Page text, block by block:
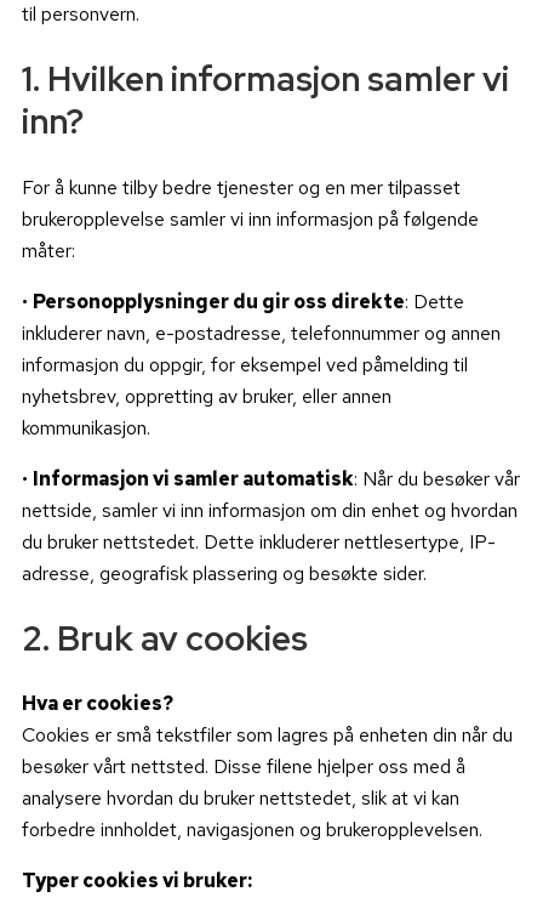
til personvern.
1. Hvilken informasjon samler vi
inn?
For å kunne tilby bedre tjenester og en mer tilpasset
brukeropplevelse samler vi inn informasjon på følgende
måter:
• Personopplysninger du gir oss direkte: Dette
inkluderer navn, e-postadresse, telefonnummer og annen
informasjon du oppgir, for eksempel ved påmelding til
nyhetsbrev, oppretting av bruker, eller annen
kommunikasjon.
• Informasjon vi samler automatisk: Når du besøker vår
nettside, samler vi inn informasjon om din enhet og hvordan
du bruker nettstedet. Dette inkluderer nettlesertype, IP-
adresse, geografisk plassering og besøkte sider.
2. Bruk av cookies
Hva er cookies?
Cookies er små tekstfiler som lagres på enheten din når du
besøker vårt nettsted. Disse filene hjelper oss med å
analysere hvordan du bruker nettstedet, slik at vi kan
forbedre innholdet, navigasjonen og brukeropplevelsen.
Typer cookies vi bruker: